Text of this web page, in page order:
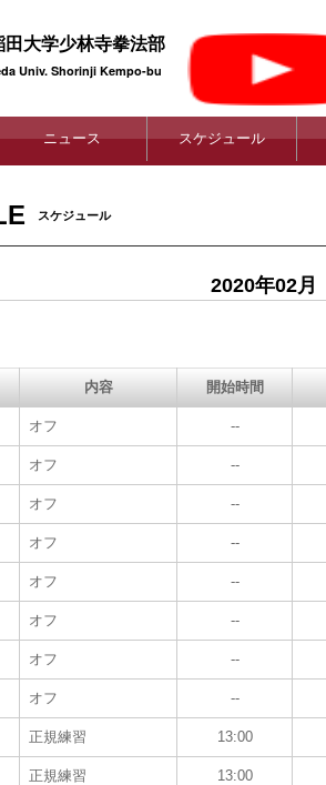
田大学少林寺拳法部
Univ. Shorinji Kempo-bu
ニュース スケジュール
スケジュール
2020年02月
内容 開始時間
オフ --
オフ --
オフ --
オフ --
オフ --
オフ --
オフ --
オフ --
正規練習 13:00
正規練習 13:00